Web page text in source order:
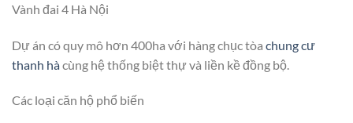
Vành đai 4 Hà Nội
Dự án có quy mô hơn 400ha với hàng chục tòa chung cư
thanh hàcùng hệ thống biệt thự và liền kề đồng bộ.
Các loại căn hộ phổ biến